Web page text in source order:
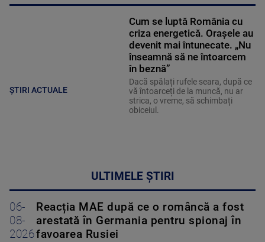
ȘTIRI ACTUALE
Cum se luptă România cu
criza energetică. Orașele au
devenit mai întunecate. „Nu
înseamnă să ne întoarcem
în beznă”
Dacă spălați rufele seara, după ce
vă întoarceți de la muncă, nu ar
strica, o vreme, să schimbați
obiceiul.
ULTIMELE ȘTIRI
06-
08-
2026
Reacția MAE după ce o româncă a fost
arestată în Germania pentru spionaj în
favoarea Rusiei